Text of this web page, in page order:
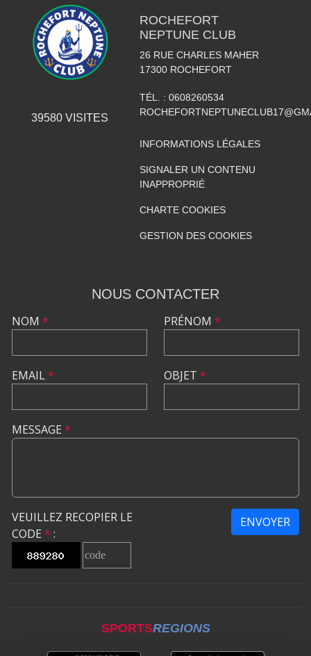
39580VISITES
ROCHEFORT
NEPTUNE CLUB
26 RUE CHARLES MAHER
17300 ROCHEFORT
TÉL. : 0608260534
INFORMATIONS LÉGALES
SIGNALER UN CONTENU
INAPPROPRIÉ
CHARTE COOKIES
GESTION DES COOKIES
NOUS CONTACTER
NOM *
EMAIL*
PRÉNOM *
OBJET *
MESSAGE *
VEUILLEZ RECOPIER LE
CODE * :
ENVOYER
SPORTSREGIONS